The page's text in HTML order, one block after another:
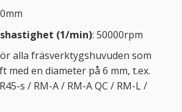
(1/min): 50000rpm
alla fräsverktygshuvuden som
med en diameter på 6 mm, t.ex.
s / RM-A / RM-A QC / RM-L /